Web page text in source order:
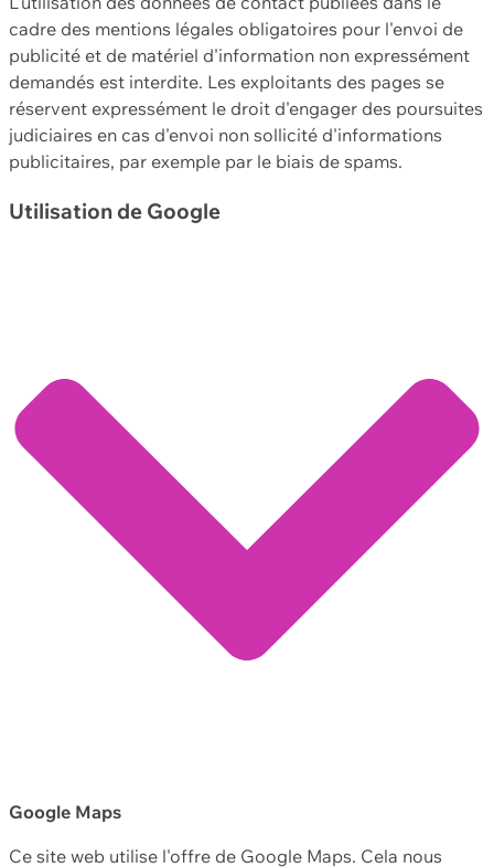
cadre des mentions légales obligatoires pour l'envoi de
publicité et de matériel d'information non expressément
demandés est interdite. Les exploitants des pages se
réservent expressément le droit d'engager des poursuites
judiciaires en cas d'envoi non sollicité d'informations
publicitaires, par exemple par le biais de spams.
Utilisation de Google
Google Maps
Ce site web utilise l'offre de Google Maps. Cela nous